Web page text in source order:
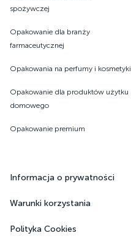
spożywczej
Opakowanie dla branży
farmaceutycznej
Opakowania na perfumy i kosmetyki
Opakowanie dla produktów użytku
domowego
Opakowanie premium
Informacja o prywatności
Warunki korzystania
Polityka Cookies